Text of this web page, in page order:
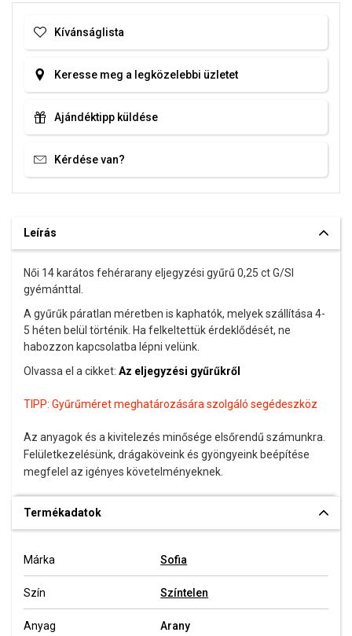
Kívánságlista
Keresse meg a legközelebbi üzletet
Ajándéktipp küldése
Kérdése van?
Leírás
Női 14 karátos fehérarany eljegyzési gyűrű 0,25 ct G/SI
gyémánttal.
A gyűrűk páratlan méretben is kaphatók, melyek szállítása 4-
5 héten belül történik. Ha felkeltettük érdeklődését, ne
habozzon kapcsolatba lépni velünk.
Olvassa el a cikket: Az eljegyzési gyűrűkről
TIPP: Gyűrűméret meghatározására szolgáló segédeszköz
Az anyagok és a kivitelezés minősége elsőrendű számunkra.
Felületkezelésünk, drágaköveink és gyöngyeink beépítése
megfelel az igényes követelményeknek.
Termékadatok
Márka Sofia
Szín Színtelen
Anyag Arany